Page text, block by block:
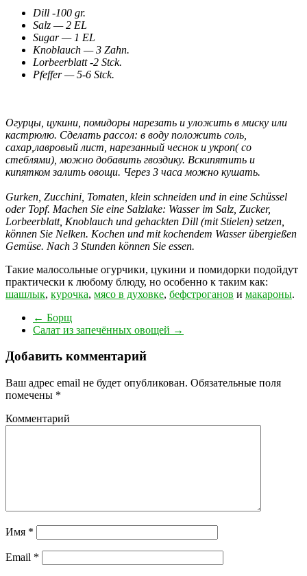
Dill -100 gr.
Salz — 2 EL
Sugar — 1 EL
Knoblauch — 3 Zahn.
Lorbeerblatt -2 Stck.
Pfeffer — 5-6 Stck.
Огурцы, цукини, помидоры нарезать и уложить в миску или
кастрюлю. Сделать рассол: в воду положить соль,
сахар,лавровый лист, нарезанный чеснок и укроп( со
стеблями), можно добавить гвоздику. Вскипятить и
кипятком залить овощи. Через 3 часа можно кушать.
Gurken, Zucchini, Tomaten, klein schneiden und in eine Schüssel
oder Topf. Machen Sie eine Salzlake: Wasser im Salz, Zucker,
Lorbeerblatt, Knoblauch und gehackten Dill (mit Stielen) setzen,
können Sie Nelken. Kochen und mit kochendem Wasser übergießen
Gemüse. Nach 3 Stunden können Sie essen.
Такие малосольные огурчики, цукини и помидорки подойдут
практически к любому блюду, но особенно к таким как:
шашлык, курочка, мясо в духовке, бефстроганов и макароны.
← Борщ
Салат из запечённых овощей →
Добавить комментарий
Ваш адрес email не будет опубликован. Обязательные поля
помечены *
Комментарий
Имя *
Email *